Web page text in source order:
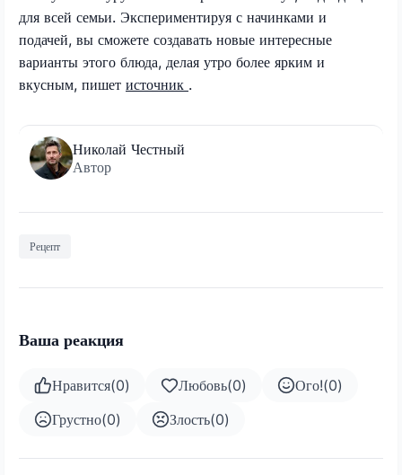
для всей семьи. Экспериментируя с начинками и
подачей, вы сможете создавать новые интересные
варианты этого блюда, делая утро более ярким и
вкусным, пишет источник .
Николай Честный
Автор
Рецепт
Ваша реакция
Нравится(0) Любовь(0) Ого!(0)
Грустно(0) Злость(0)